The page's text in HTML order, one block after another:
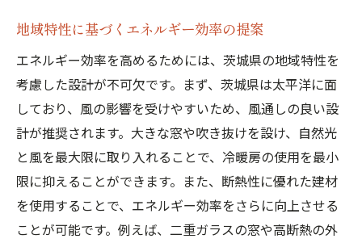
地域特性に基づくエネルギー効率の提案
エネルギー効率を高めるためには、茨城県の地域特性を
考慮した設計が不可欠です。まず、茨城県は太平洋に面
しており、風の影響を受けやすいため、風通しの良い設
計が推奨されます。大きな窓や吹き抜けを設け、自然光
と風を最大限に取り入れることで、冷暖房の使用を最小
限に抑えることができます。また、断熱性に優れた建材
を使用することで、エネルギー効率をさらに向上させる
ことが可能です。例えば、二重ガラスの窓や高断熱の外